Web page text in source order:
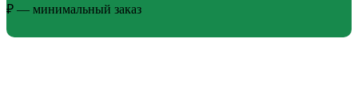
₽ — минимальный заказ